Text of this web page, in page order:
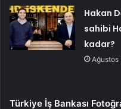
Hakan
sahibi
kadar?
Ağustos
Türkiye İş Bankası